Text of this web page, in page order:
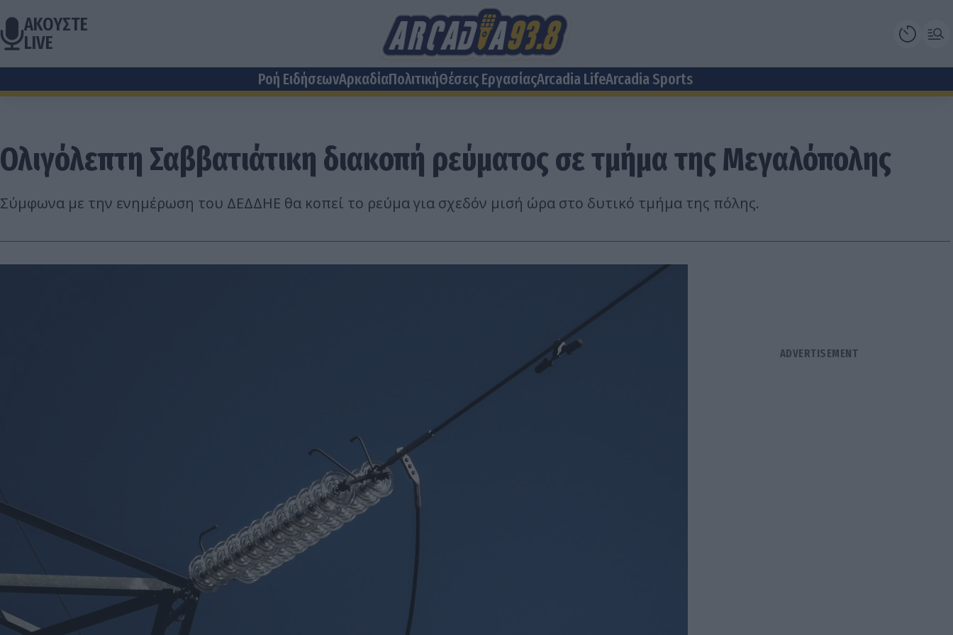
ΑΚΟΥΣΤΕ
LIVE
Ροή ΕιδήσεωνΑρκαδίαΠολιτικήΘέσεις EργασίαςArcadia LifeArcadia Sports
Ολιγόλεπτη Σαββατιάτικη διακοπή ρεύματος σε τμήμα της Μεγαλόπολης
Σύμφωνα με την ενημέρωση του ΔΕΔΔΗΕ θα κοπεί το ρεύμα για σχεδόν μισή ώρα στο δυτικό τμήμα της πόλης.